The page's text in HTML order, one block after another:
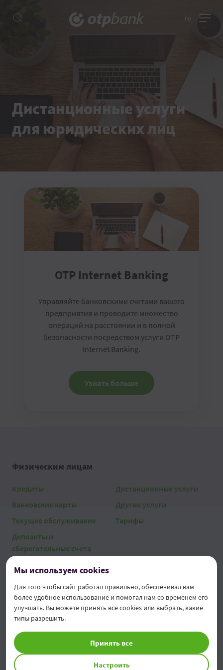
ru
Дистанционные услуги
для юридических лиц
OTP Internet Banking
Управляйте банковскими счетами вашего
предприятия и проводите множество
операций на расстоянии и в полной
безопасности посредством услуги OTP
Internet Banking.
Узнать больше
Физическим лицам
Кредиты
Банковские карты
Текущее обслуживание
Депозиты и
сберегательные счета
Дистанционные услуги
Другие услуги
Тарифы
Юридическим лицам
Классические кредиты
Текущие операции
Лизинг
Factoring & Trade Finance
AgroFabrica
Дистанционные услуги
Тарифы
Мы используем cookies
Для того чтобы сайт работал правильно, обеспечивал вам
более удобное использование и помогал нам со временем его
улучшать. Вы можете принять все cookies или выбрать, какие
типы разрешить.
Настроить
Принять все